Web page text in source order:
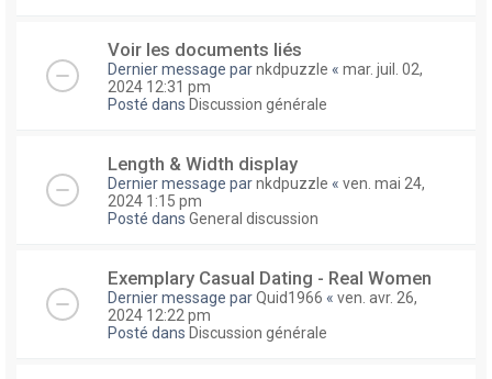
Voir les documents liés
Dernier message parnkdpuzzle « mar. juil. 02,
2024 12:31 pm
Posté dans Discussion générale
Length & Width display
Dernier message parnkdpuzzle « ven. mai 24,
2024 1:15 pm
Posté dans General discussion
Exemplary Сasual Dating - Real Women
Dernier message parQuid1966 « ven. avr. 26,
2024 12:22 pm
Posté dans Discussion générale